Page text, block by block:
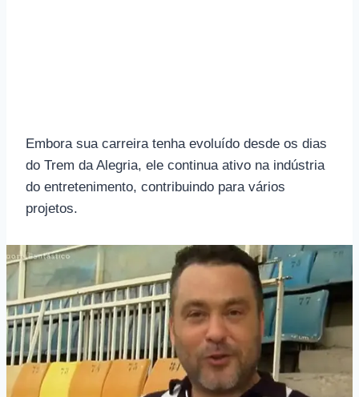
Embora sua carreira tenha evoluído desde os dias
do Trem da Alegria, ele continua ativo na indústria
do entretenimento, contribuindo para vários
projetos.